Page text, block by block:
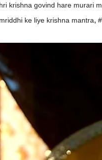
krishna govind hare murari
ke liye krishna mantra,